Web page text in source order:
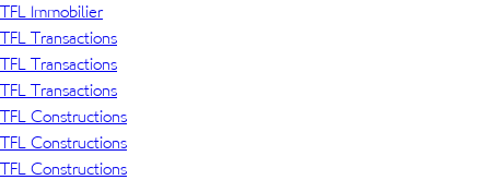
TFL Immobilier
TFL Transactions
TFL Transactions
TFL Transactions
TFL Constructions
TFL Constructions
TFL Constructions